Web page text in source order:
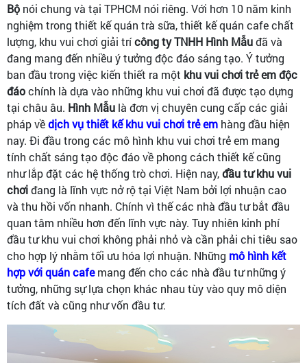
Bộ nói chung và tại TPHCM nói riêng. Với hơn 10 năm kinh
nghiệm trong thiết kế quán trà sữa, thiết kế quán cafe chất
lượng, khu vui chơi giải trícông ty TNHH Hình Mẫuđã và
đang mang đến nhiều ý tưởng độc đáo sáng tạo. Ý tưởng
ban đầu trong việc kiến thiết ra một khu vui chơi trẻ em độc
đáochính là dựa vào những khu vui chơi đã được tạo dựng
tại châu âu. Hình Mẫu là đơn vị chuyên cung cấp các giải
pháp vềdịch vụ thiết kế khu vui chơi trẻ em hàng đầu hiện
nay. Đi đầu trong các mô hình khu vui chơi trẻ em mang
tính chất sáng tạo độc đáo về phong cách thiết kế cũng
như lắp đặt các hệ thống trò chơi. Hiện nay,đầu tư khu vui
chơiđang là lĩnh vực nở rộ tại Việt Nam bởi lợi nhuận cao
và thu hồi vốn nhanh. Chính vì thế các nhà đầu tư bắt đầu
quan tâm nhiều hơn đến lĩnh vực này. Tuy nhiên kinh phí
đầu tư khu vui chơi không phải nhỏ và cần phải chi tiêu sao
cho hợp lý nhằm tối ưu hóa lợi nhuận. Những mô hình kết
hợp với quán cafemang đến cho các nhà đầu tư những ý
tưởng, những sự lựa chọn khác nhau tùy vào quy mô diện
tích đất và cũng như vốn đầu tư.